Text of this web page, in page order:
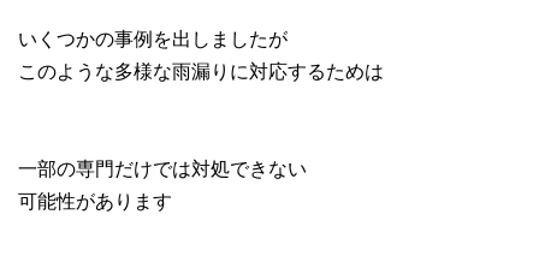
いくつかの事例を出しましたが
このような多様な雨漏りに対応するためは
一部の専門だけでは対処できない
可能性があります